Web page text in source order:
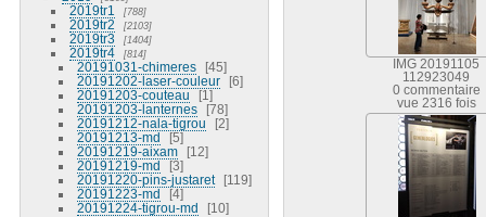
2019tr1 788
2019tr2 2103
2019tr3 1404
2019tr4 814
20191031-chimeres
45
20191202-laser-couleur
6
20191203-couteau
1
20191203-lanternes
78
20191212-nala-tigrou
2
20191213-md
5
20191219-aixam
12
20191219-md
3
20191220-pins-justaret
119
20191223-md
4
20191224-tigrou-md
10
IMG 20191105
112923049
0 commentaire
vue 2316 fois